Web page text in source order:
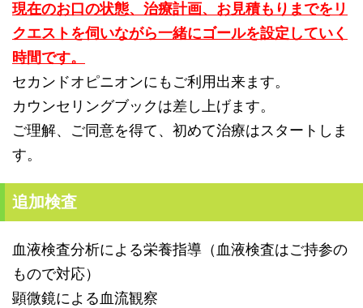
現在のお口の状態、治療計画、 お見積もりまでをリ
クエストを伺いながら一緒にゴールを設定していく
時間です。
セカンドオピニオンにもご利用出来ます。
カウンセリングブックは差し上げます。
ご理解、ご同意を得て、初めて治療はスタートしま
す。
追加検査
血液検査分析による栄養指導（血液検査はご持参の
もので対応）
顕微鏡による血流観察